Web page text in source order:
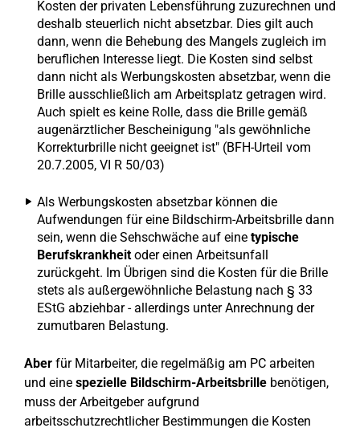
Kosten der privaten Lebensführung zuzurechnen und
deshalb steuerlich nicht absetzbar. Dies gilt auch
dann, wenn die Behebung des Mangels zugleich im
beruflichen Interesse liegt. Die Kosten sind selbst
dann nicht als Werbungskosten absetzbar, wenn die
Brille ausschließlich am Arbeitsplatz getragen wird.
Auch spielt es keine Rolle, dass die Brille gemäß
augenärztlicher Bescheinigung "als gewöhnliche
Korrekturbrille nicht geeignet ist" (BFH-Urteil vom
20.7.2005, VI R 50/03)
Als Werbungskosten absetzbar können die
Aufwendungen für eine Bildschirm-Arbeitsbrille dann
sein, wenn die Sehschwäche auf eine typische
Berufskrankheitoder einen Arbeitsunfall
zurückgeht. Im Übrigen sind die Kosten für die Brille
stets als außergewöhnliche Belastung nach § 33
EStG abziehbar - allerdings unter Anrechnung der
zumutbaren Belastung.
Aber für Mitarbeiter, die regelmäßig am PC arbeiten
und eine spezielle Bildschirm-Arbeitsbrille benötigen,
muss der Arbeitgeber aufgrund
arbeitsschutzrechtlicher Bestimmungen die Kosten